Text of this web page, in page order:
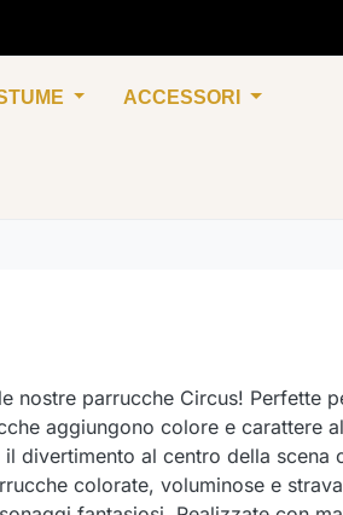
ACCESSORI
nostre parrucche Circus! Perfette
aggiungono colore e carattere
divertimento al centro della
colorate, voluminose e